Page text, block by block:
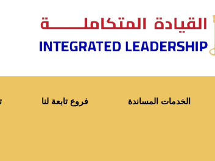
الخدمات المساندة فروع تابعة لنا